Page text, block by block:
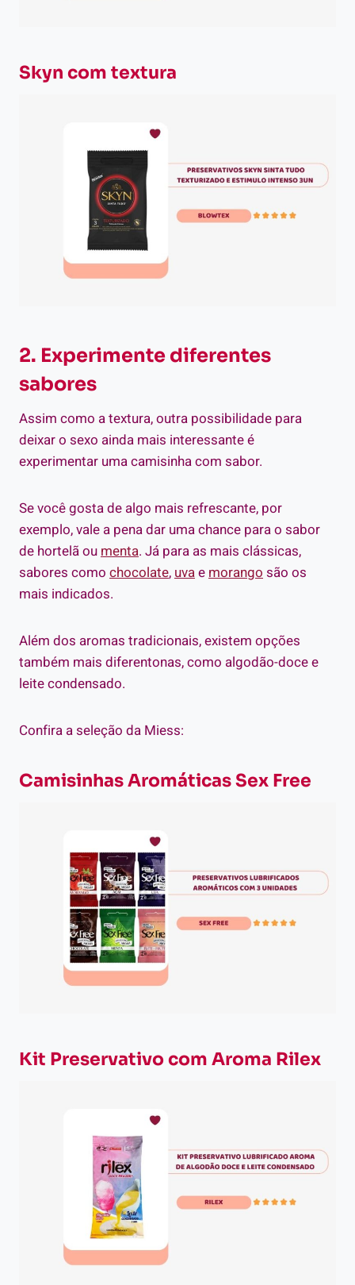
Skyn com textura
2. Experimente diferentes
sabores
Assim como a textura, outra possibilidade para
deixar o sexo ainda mais interessante é
experimentar uma camisinha com sabor.
Se você gosta de algo mais refrescante, por
exemplo, vale a pena dar uma chance para o sabor
de hortelã ou menta. Já para as mais clássicas,
sabores como chocolate, uvae morango são os
mais indicados.
Além dos aromas tradicionais, existem opções
também mais diferentonas, como algodão-doce e
leite condensado.
Confira a seleção da Miess:
Camisinhas Aromáticas Sex Free
Kit Preservativo com Aroma Rilex